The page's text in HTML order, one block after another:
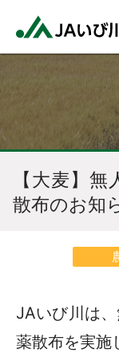
【大麦】
散布のお知
JAいび川は
薬散布を実施